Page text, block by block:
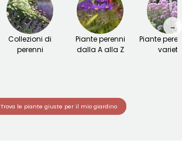
Collezioni di
perenni
Piante perenni
dalla A alla Z
Piante
→
Trova le piante giuste per il mio giardino